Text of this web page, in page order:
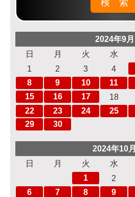
2024年9月
日
月 火 水
1
2 3 4
8
9 10 11
15
16 17 18
22
23 24 25
29
30
2024年10月
日
月 火 水
1
2
6
7 8 9